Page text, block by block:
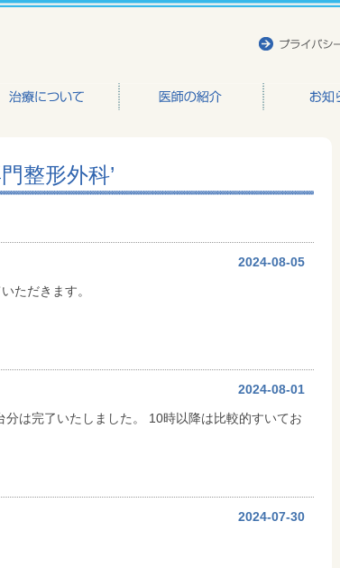
整形外科’
2024-08-05
ただきます。
2024-08-01
は完了いたしました。 10時以降は比較的すいてお
2024-07-30